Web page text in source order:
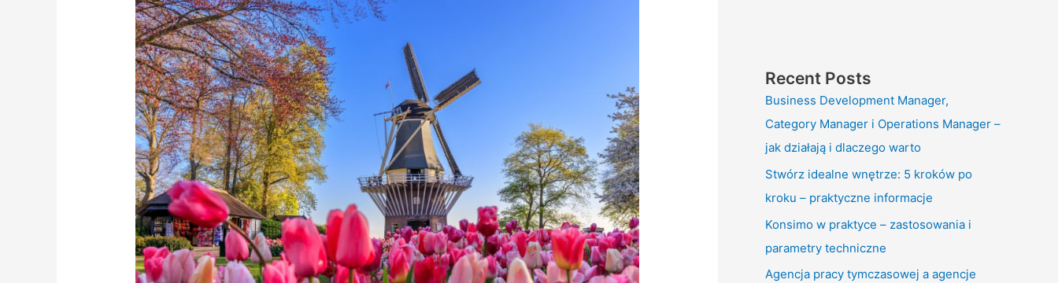
Recent Posts
Business Development Manager,
Category Manager i Operations Manager –
jak działają i dlaczego warto
Stwórz idealne wnętrze: 5 kroków po
kroku – praktyczne informacje
Konsimo w praktyce – zastosowania i
parametry techniczne
Agencja pracy tymczasowej a agencje